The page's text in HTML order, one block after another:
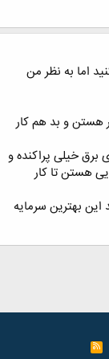
اما به نظر من
هستن و بد هم کار
برق خیلی پراکنده و
هستن تا کار
بهترین سرمایه
R